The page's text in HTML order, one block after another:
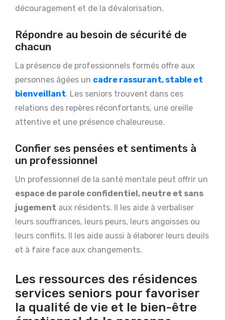
découragement et de la dévalorisation.
Répondre au besoin de sécurité de
chacun
La présence de professionnels formés offre aux
personnes âgées un cadre rassurant, stable et
bienveillant. Les seniors trouvent dans ces
relations des repères réconfortants, une oreille
attentive et une présence chaleureuse.
Confier ses pensées et sentiments à
un professionnel
Un professionnel de la santé mentale peut offrir un
espace de parole confidentiel, neutre et sans
jugement aux résidents. Il les aide à verbaliser
leurs souffrances, leurs peurs, leurs angoisses ou
leurs conflits. Il les aide aussi à élaborer leurs deuils
et à faire face aux changements.
Les ressources des résidences
services seniors pour favoriser
la qualité de vie et le bien-être